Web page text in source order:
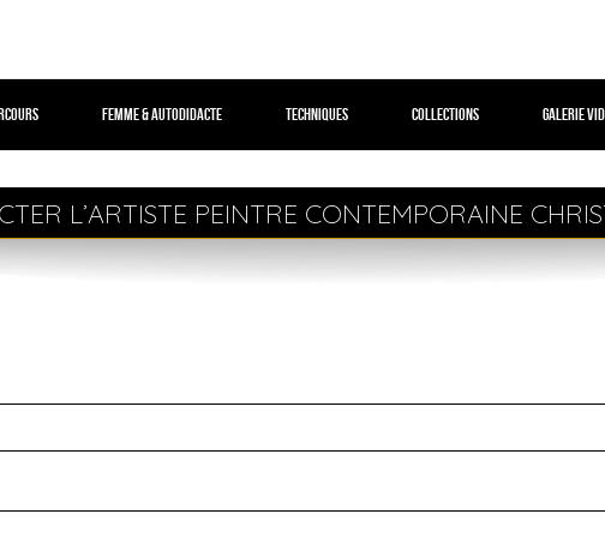
Femme & autodidacte Techniques Collections Galerie
L’ARTISTE PEINTRE CONTEMPORAINE